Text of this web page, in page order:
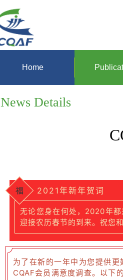
Home
News Details
福 2021年新年贺词
无论您身在何处，2020年
迎接农历春节的到来。祝您
为了在新的一年中为您提供
CQAF会员满意度调查。以下